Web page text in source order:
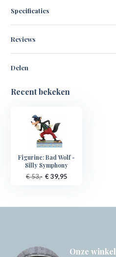
Specificaties
Reviews
Delen
Recent bekeken
Figurine: Bad Wolf -
Silly Symphony
€ 53,- € 39,95
Onze winkel